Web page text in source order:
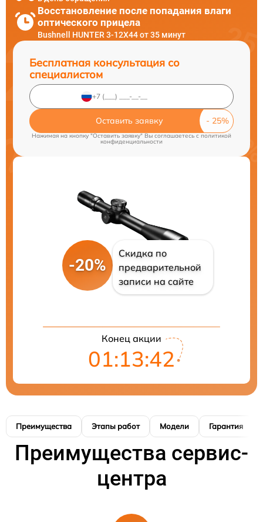
Восстановление после попадания влаги
оптического прицела
Bushnell HUNTER 3-12X44 от 35 минут
Бесплатная консультация со
специалистом
Оставить заявку
Нажимая на кнопку "Оставить заявку" Вы соглашаетесь cполитикой
конфиденциальности
-20%
Скидка по
предварительной
записи на сайте
Конец акции
01:13:41
Преимущества Этапы работ Модели Гарантия
Преимущества сервис-
центра